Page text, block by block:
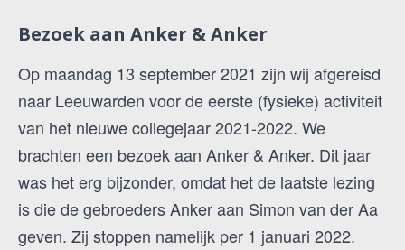
Bezoek aan Anker & Anker
Op maandag 13 september 2021 zijn wij afgereisd
naar Leeuwarden voor de eerste (fysieke) activiteit
van het nieuwe collegejaar 2021-2022. We
brachten een bezoek aan Anker & Anker. Dit jaar
was het erg bijzonder, omdat het de laatste lezing
is die de gebroeders Anker aan Simon van der Aa
geven. Zij stoppen namelijk per 1 januari 2022.